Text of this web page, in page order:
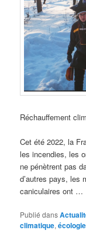
Réchauffement
Cet été 2022, la
les incendies, les
ne pénètrent pas
d’autres pays, les
caniculaires ont …
Publié dans
climatique,